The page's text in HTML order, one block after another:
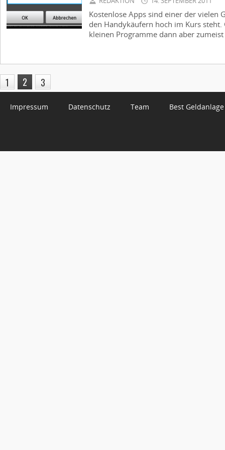
Kostenlose Apps sind einer der vielen
den Handykäufern hoch im Kurs steht.
kleinen Programme dann aber
1 2 3
Impressum Datenschutz Team Best Geldanlage